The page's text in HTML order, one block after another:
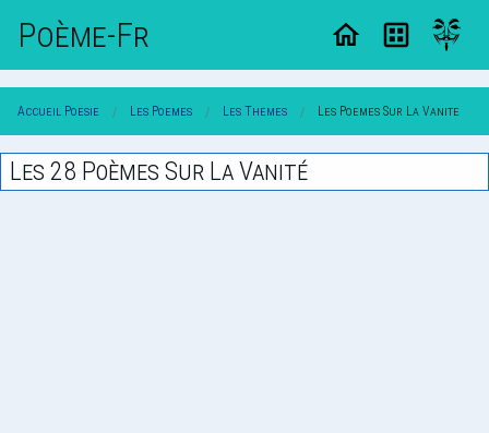
Poème-Fr
Accueil Poesie Les Poemes Les Themes Les Poemes Sur La Vanite
Les 28 Poèmes Sur La Vanité